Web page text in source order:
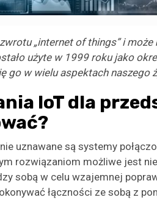
„internet of things” i
użyte w 1999 roku jako
go w wielu aspektach naszego
IoT dla
uznawane są systemy
rozwiązaniom możliwe jest
sobą w celu wzajemnej
łączności ze sobą z